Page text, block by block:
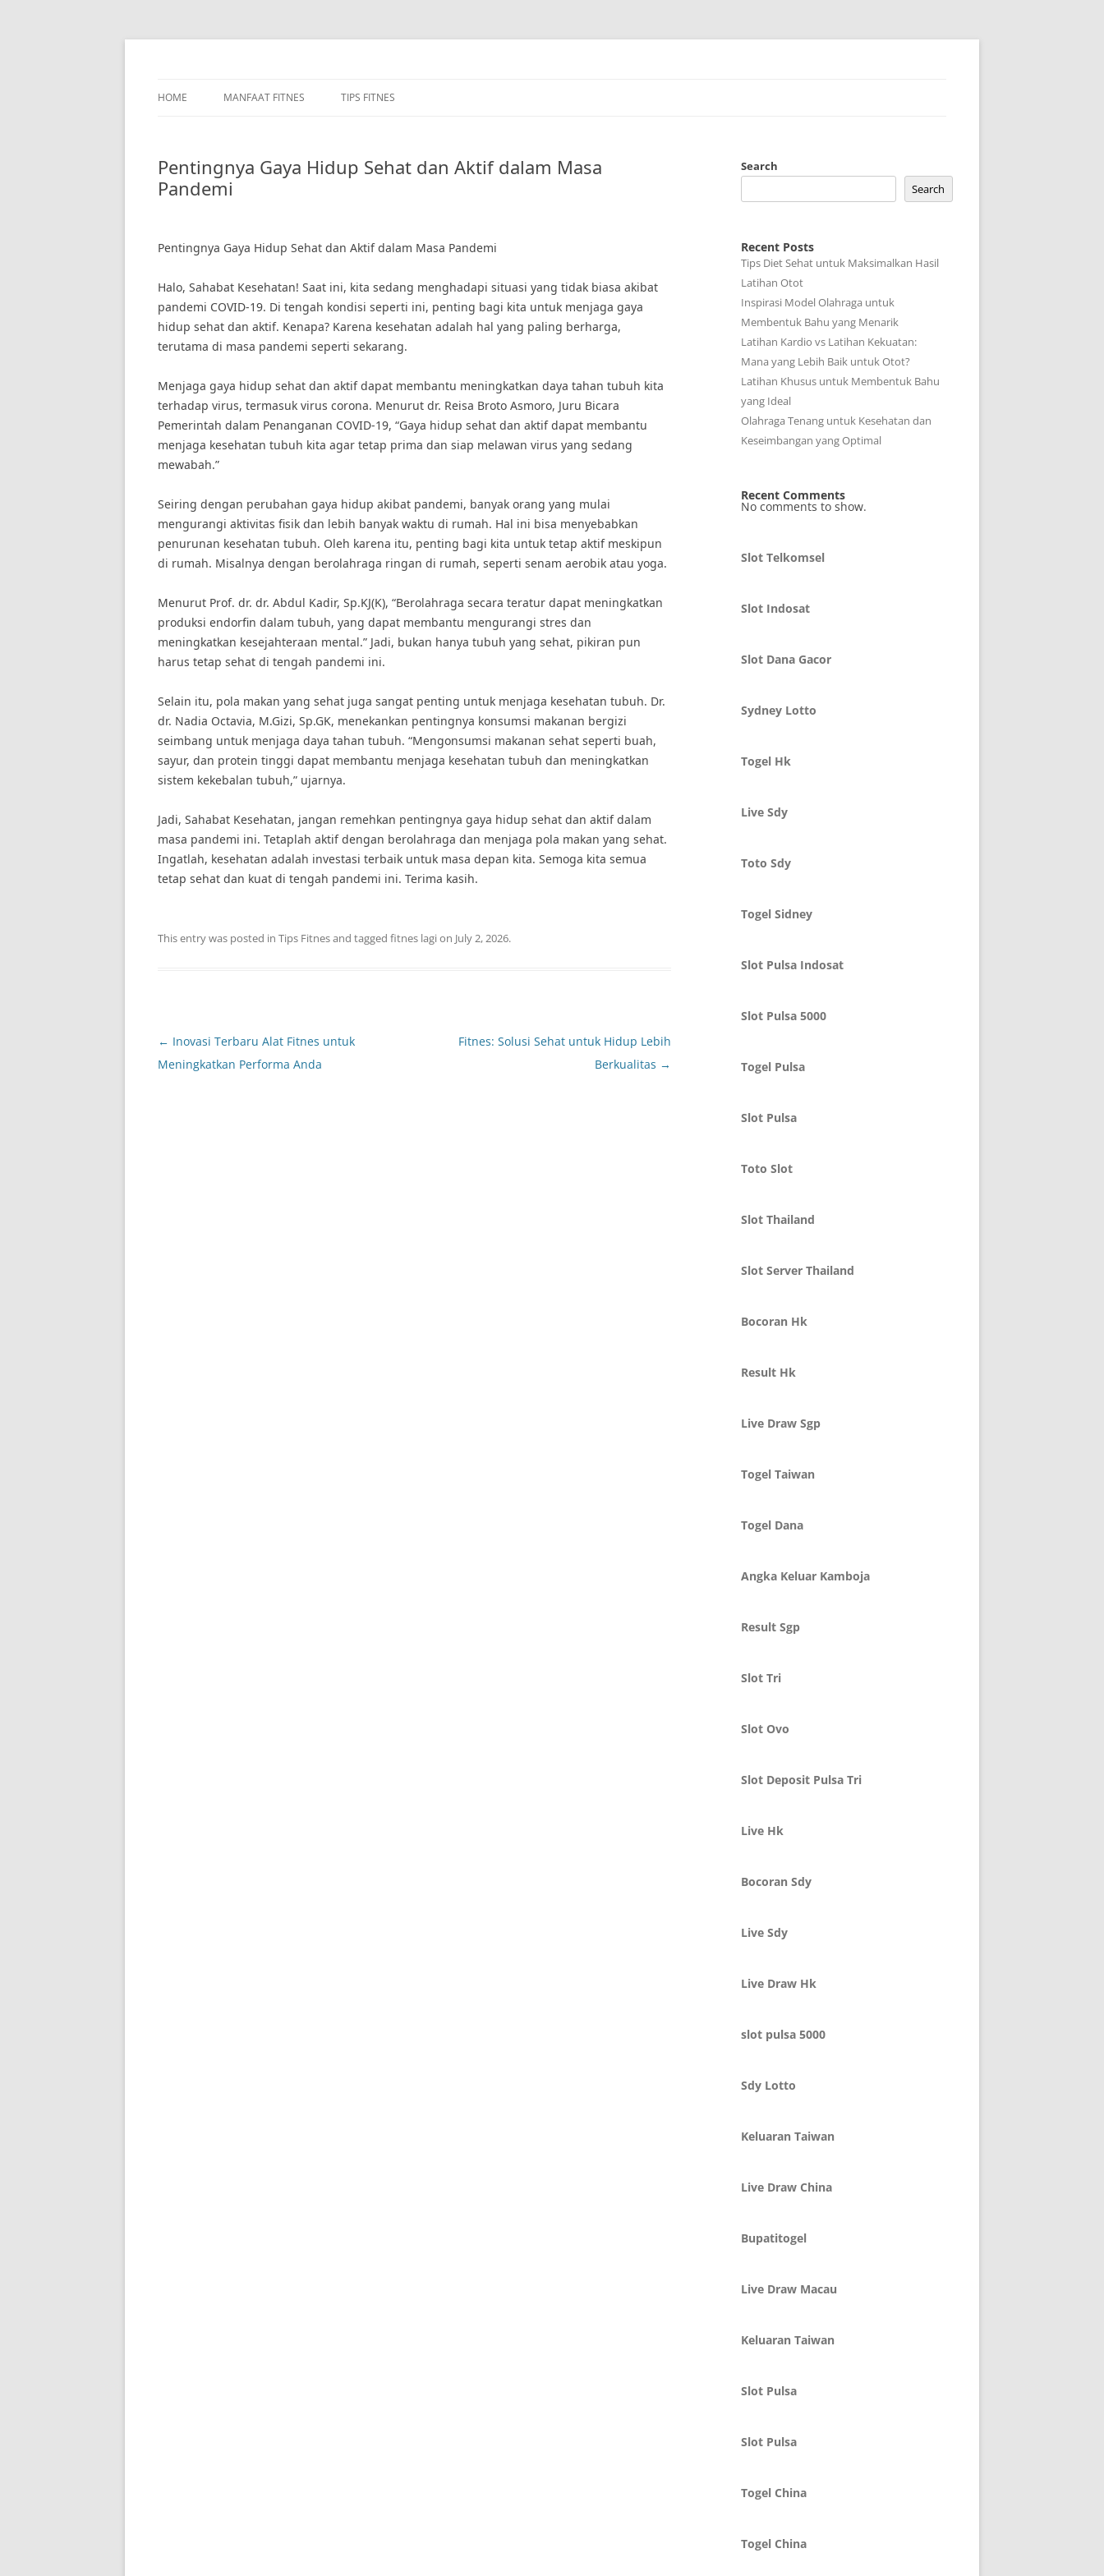
Skip
HOME MANFAAT FITNES TIPS FITNES
Pentingnya Gaya Hidup Sehat dan Aktif dalam Masa
Pandemi
Pentingnya Gaya Hidup Sehat dan Aktif dalam Masa Pandemi
Halo, Sahabat Kesehatan! Saat ini, kita sedang menghadapi situasi yang tidak biasa akibat
pandemi COVID-19. Di tengah kondisi seperti ini, penting bagi kita untuk menjaga gaya
hidup sehat dan aktif. Kenapa? Karena kesehatan adalah hal yang paling berharga,
terutama di masa pandemi seperti sekarang.
Menjaga gaya hidup sehat dan aktif dapat membantu meningkatkan daya tahan tubuh kita
terhadap virus, termasuk virus corona. Menurut dr. Reisa Broto Asmoro, Juru Bicara
Pemerintah dalam Penanganan COVID-19, “Gaya hidup sehat dan aktif dapat membantu
menjaga kesehatan tubuh kita agar tetap prima dan siap melawan virus yang sedang
mewabah.”
Seiring dengan perubahan gaya hidup akibat pandemi, banyak orang yang mulai
mengurangi aktivitas fisik dan lebih banyak waktu di rumah. Hal ini bisa menyebabkan
penurunan kesehatan tubuh. Oleh karena itu, penting bagi kita untuk tetap aktif meskipun
di rumah. Misalnya dengan berolahraga ringan di rumah, seperti senam aerobik atau yoga.
Menurut Prof. dr. dr. Abdul Kadir, Sp.KJ(K), “Berolahraga secara teratur dapat meningkatkan
produksi endorfin dalam tubuh, yang dapat membantu mengurangi stres dan
meningkatkan kesejahteraan mental.” Jadi, bukan hanya tubuh yang sehat, pikiran pun
harus tetap sehat di tengah pandemi ini.
Selain itu, pola makan yang sehat juga sangat penting untuk menjaga kesehatan tubuh. Dr.
dr. Nadia Octavia, M.Gizi, Sp.GK, menekankan pentingnya konsumsi makanan bergizi
seimbang untuk menjaga daya tahan tubuh. “Mengonsumsi makanan sehat seperti buah,
sayur, dan protein tinggi dapat membantu menjaga kesehatan tubuh dan meningkatkan
sistem kekebalan tubuh,” ujarnya.
Jadi, Sahabat Kesehatan, jangan remehkan pentingnya gaya hidup sehat dan aktif dalam
masa pandemi ini. Tetaplah aktif dengan berolahraga dan menjaga pola makan yang sehat.
Ingatlah, kesehatan adalah investasi terbaik untuk masa depan kita. Semoga kita semua
tetap sehat dan kuat di tengah pandemi ini. Terima kasih.
This entry was posted in Tips Fitnesand tagged fitnes lagion July 2, 2026.
Post
navigation
← Inovasi Terbaru Alat Fitnes untuk
Meningkatkan Performa Anda
Fitnes: Solusi Sehat untuk Hidup Lebih
Berkualitas →
Search
Search
Recent Posts
Tips Diet Sehat untuk Maksimalkan Hasil
Latihan Otot
Inspirasi Model Olahraga untuk
Membentuk Bahu yang Menarik
Latihan Kardio vs Latihan Kekuatan:
Mana yang Lebih Baik untuk Otot?
Latihan Khusus untuk Membentuk Bahu
yang Ideal
Olahraga Tenang untuk Kesehatan dan
Keseimbangan yang Optimal
Recent Comments
No comments to show.
Slot Telkomsel
Slot Indosat
Slot Dana Gacor
Sydney Lotto
Togel Hk
Live Sdy
Toto Sdy
Togel Sidney
Slot Pulsa Indosat
Slot Pulsa 5000
Togel Pulsa
Slot Pulsa
Toto Slot
Slot Thailand
Slot Server Thailand
Bocoran Hk
Result Hk
Live Draw Sgp
Togel Taiwan
Togel Dana
Angka Keluar Kamboja
Result Sgp
Slot Tri
Slot Ovo
Slot Deposit Pulsa Tri
Live Hk
Bocoran Sdy
Live Sdy
Live Draw Hk
slot pulsa 5000
Sdy Lotto
Keluaran Taiwan
Live Draw China
Bupatitogel
Live Draw Macau
Keluaran Taiwan
Slot Pulsa
Slot Pulsa
Togel China
Togel China